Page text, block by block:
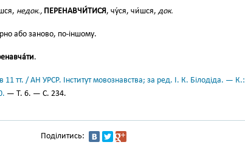
недок., ПЕРЕНАВЧИ́ТИСЯ, чу́ся, чи́шся, док.
або заново, по-іншому.
.
11 тт. / АН УРСР. Інститут мовознавства; за ред. І. К. Білодіда. — К.:
— Т. 6. — С. 234.
Поділитись: